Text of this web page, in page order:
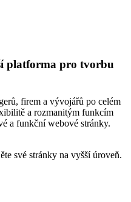
platforma pro tvorbu
firem a vývojářů po celém
a rozmanitým funkcím
a funkční webové stránky.
své stránky na vyšší úroveň.